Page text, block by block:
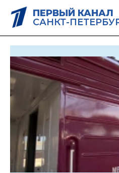
ПЕРВЫЙ КАНАЛ
САНКТ-